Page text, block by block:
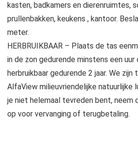
kasten, badkamers en dierenruimtes,
prullenbakken, keukens , kantoor.
meter.
HERBRUIKBAAR – Plaats de tas
in de zon gedurende minstens een uur
herbruikbaar gedurende 2 jaar. We
AlfaView milieuvriendelijke natuurlijke
je niet helemaal tevreden bent, neem
op voor vervanging of terugbetaling.